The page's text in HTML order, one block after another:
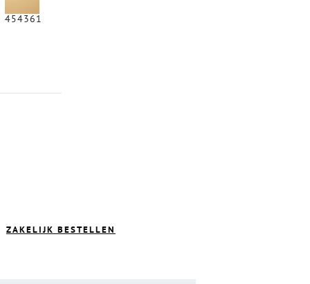
454361
ZAKELIJK BESTELLEN